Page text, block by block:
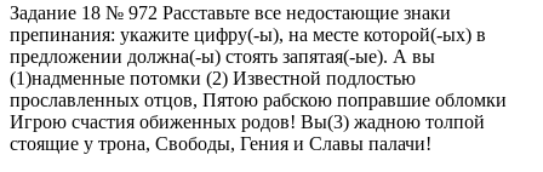
Задание 18 № 972 Расставьте все недостающие знаки
препинания: укажите цифру(-ы), на месте которой(-ых) в
предложении должна(-ы) стоять запятая(-ые). А вы
(1)надменные потомки (2) Известной подлостью
прославленных отцов, Пятою рабскою поправшие обломки
Игрою счастия обиженных родов! Вы(3) жадною толпой
стоящие у трона, Свободы, Гения и Славы палачи!